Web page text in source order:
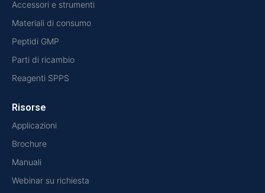
Accessori e strumenti
Materiali di consumo
Peptidi GMP
Parti di ricambio
Reagenti SPPS
Risorse
Applicazioni
Brochure
Manuali
Webinar su richiesta